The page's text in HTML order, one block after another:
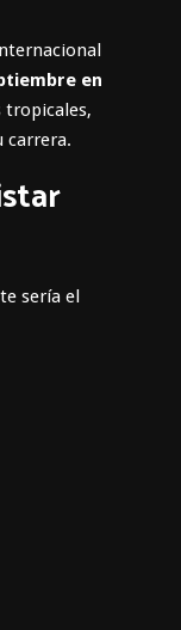
en
tropicales,
carrera.
sería el